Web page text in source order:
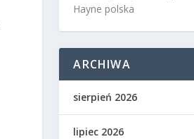
Hayne polska
ARCHIWA
sierpień 2026
lipiec 2026